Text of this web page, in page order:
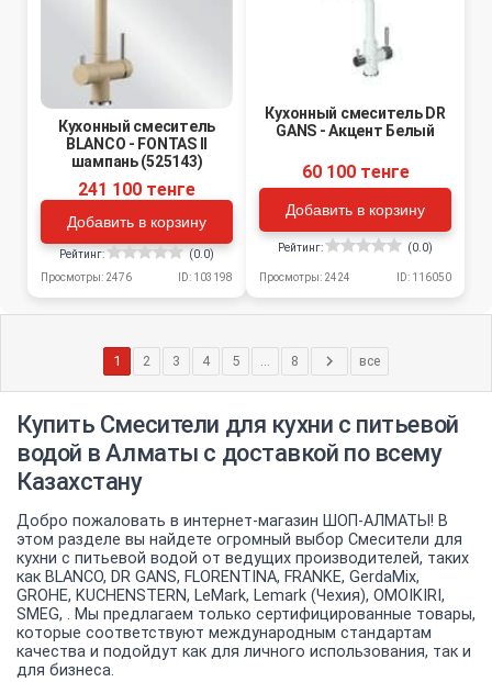
Кухонный смеситель
BLANCO - FONTAS II
шампань (525143)
241 100 тенге
Добавить в корзину
Рейтинг:
(0.0)
Просмотры: 2476
ID: 103198
Кухонный смеситель DR
GANS - Акцент Белый
60 100 тенге
Добавить в корзину
Рейтинг: (0.0)
Просмотры: 2424 ID: 116050
1 2 3 4 5 8 все
Купить Смесители для кухни с питьевой
водой в Алматы с доставкой по всему
Казахстану
Добро пожаловать в интернет-магазин ШОП-АЛМАТЫ! В
этом разделе вы найдете огромный выбор Смесители для
кухни с питьевой водой от ведущих производителей, таких
как BLANCO, DR GANS, FLORENTINA, FRANKE, GerdaMix,
GROHE, KUCHENSTERN, LeMark, Lemark (Чехия), OMOIKIRI,
SMEG, . Мы предлагаем только сертифицированные товары,
которые соответствуют международным стандартам
качества и подойдут как для личного использования, так и
для бизнеса.